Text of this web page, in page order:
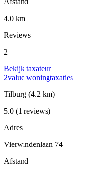
Afstand
4.0 km
Reviews
2
Bekijk taxateur
2value woningtaxaties
Tilburg (4.2 km)
5.0 (1 reviews)
Adres
Vierwindenlaan 74
Afstand